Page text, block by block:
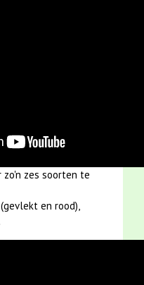
zes soorten te
en rood),